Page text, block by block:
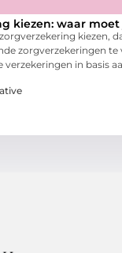
kiezen: waar
kiezen,
zorgverzekeringen te
verzekeringen in basis